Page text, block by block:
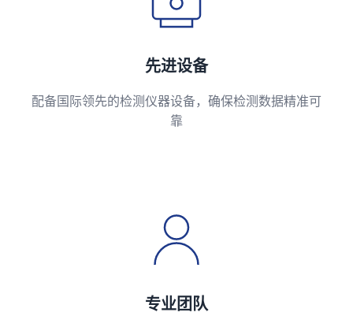
先进设备
配备国际领先的检测仪器设备，确保检测数据精准可
靠
专业团队